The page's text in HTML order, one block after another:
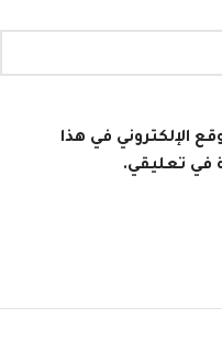
الإلكتروني في هذا
في تعليقي.